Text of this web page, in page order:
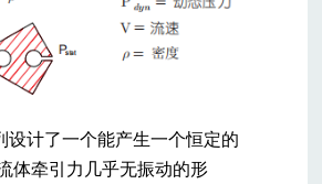
计了一个能产生一个恒定的
体牵引力几乎无振动的形